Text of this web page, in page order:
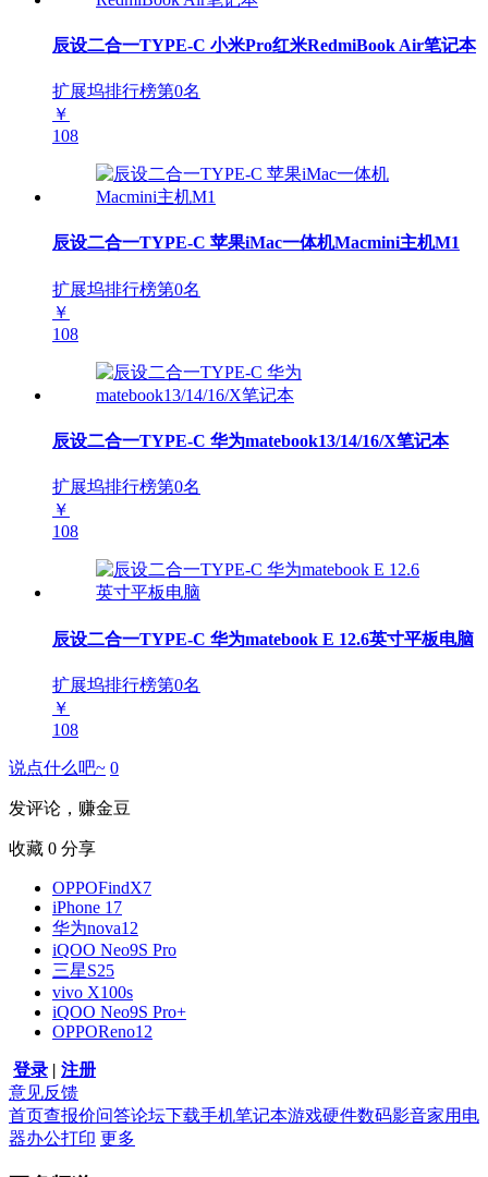
辰设二合一TYPE-C 小米Pro红米RedmiBook Air笔记本
扩展坞排行榜第0名
￥
108
辰设二合一TYPE-C 苹果iMac一体机Macmini主机M1
扩展坞排行榜第0名
￥
108
辰设二合一TYPE-C 华为matebook13/14/16/X笔记本
扩展坞排行榜第0名
￥
108
辰设二合一TYPE-C 华为matebook E 12.6英寸平板电脑
扩展坞排行榜第0名
￥
108
说点什么吧~ 0
发评论，赚金豆
收藏 0 分享
OPPOFindX7
iPhone 17
华为nova12
iQOO Neo9S Pro
三星S25
vivo X100s
iQOO Neo9S Pro+
OPPOReno12
登录 | 注册
意见反馈
首页查报价问答论坛下载手机笔记本游戏硬件数码影音家用电
器办公打印 更多